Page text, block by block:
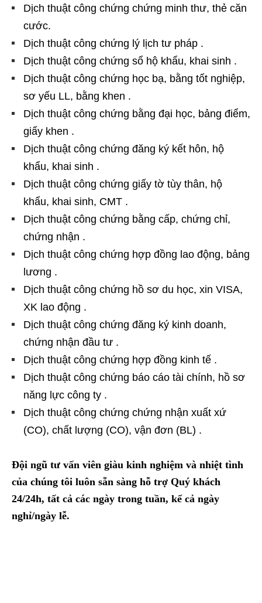
Dịch thuật công chứng chứng minh thư, thẻ căn
cước.
Dịch thuật công chứng lý lịch tư pháp .
Dịch thuật công chứng sổ hộ khẩu, khai sinh .
Dịch thuật công chứng học bạ, bằng tốt nghiệp,
sơ yếu LL, bằng khen .
Dịch thuật công chứng bằng đại học, bảng điểm,
giấy khen .
Dịch thuật công chứng đăng ký kết hôn, hộ
khẩu, khai sinh .
Dịch thuật công chứng giấy tờ tùy thân, hộ
khẩu, khai sinh, CMT .
Dịch thuật công chứng bằng cấp, chứng chỉ,
chứng nhận .
Dịch thuật công chứng hợp đồng lao động, bảng
lương .
Dịch thuật công chứng hồ sơ du học, xin VISA,
XK lao động .
Dịch thuật công chứng đăng ký kinh doanh,
chứng nhận đầu tư .
Dịch thuật công chứng hợp đồng kinh tế .
Dịch thuật công chứng báo cáo tài chính, hồ sơ
năng lực công ty .
Dịch thuật công chứng chứng nhận xuất xứ
(CO), chất lượng (CO), vận đơn (BL) .
Đội ngũ tư vấn viên giàu kinh nghiệm và nhiệt tình
của chúng tôi luôn sẵn sàng hỗ trợ Quý khách
24/24h, tất cả các ngày trong tuần, kể cả ngày
nghỉ/ngày lễ.